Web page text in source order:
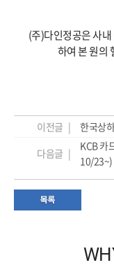
(주)다인정공은 사
하여 본 원의
이전글 |
한국상
다음글 |
KCB 카
10/23~)